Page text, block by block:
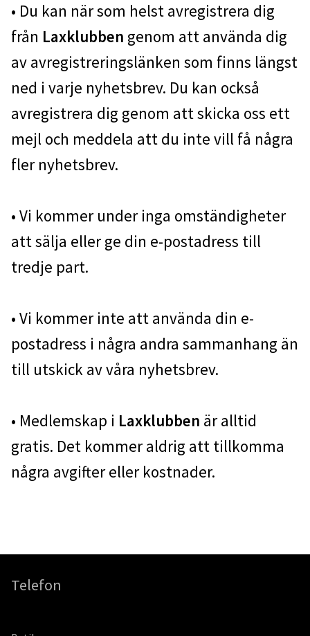
• Du kan när som helst avregistrera dig
från Laxklubben genom att använda dig
av avregistreringslänken som finns längst
ned i varje nyhetsbrev. Du kan också
avregistrera dig genom att skicka oss ett
mejl och meddela att du inte vill få några
fler nyhetsbrev.
• Vi kommer under inga omständigheter
att sälja eller ge din e-postadress till
tredje part.
• Vi kommer inte att använda din e-
postadress i några andra sammanhang än
till utskick av våra nyhetsbrev.
• Medlemskap i Laxklubben är alltid
gratis. Det kommer aldrig att tillkomma
några avgifter eller kostnader.
Telefon